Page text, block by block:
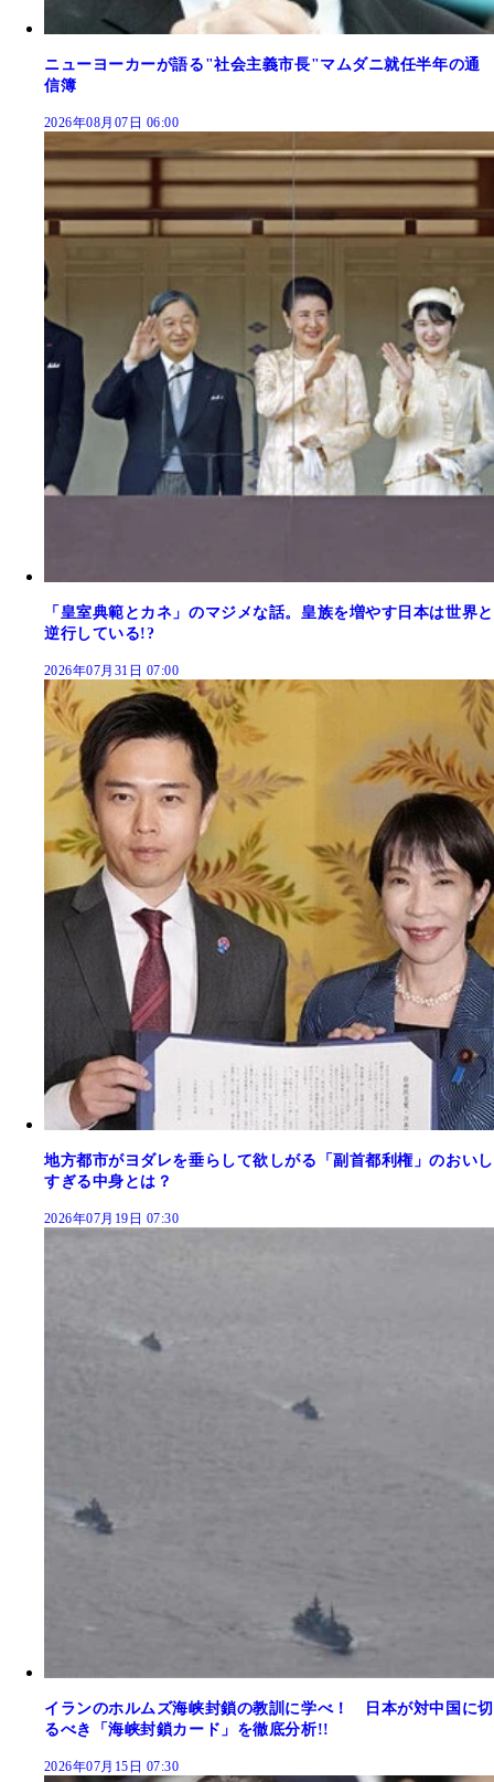
ニューヨーカーが語る"社会主義市長"マムダニ就任半年の通
信簿
2026年08月07日 06:00
「皇室典範とカネ」のマジメな話。皇族を増やす日本は世界と
逆行している!?
2026年07月31日 07:00
地方都市がヨダレを垂らして欲しがる「副首都利権」のおいし
すぎる中身とは？
2026年07月19日 07:30
イランのホルムズ海峡封鎖の教訓に学べ！ 日本が対中国に切
るべき「海峡封鎖カード」を徹底分析!!
2026年07月15日 07:30